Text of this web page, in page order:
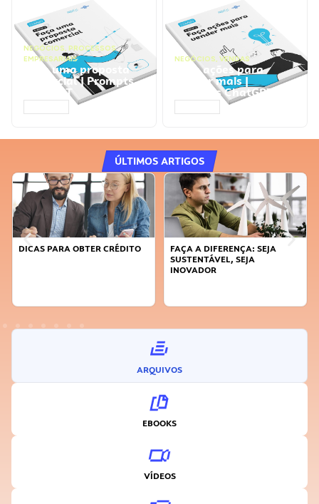
NEGÓCIOS, PROCESSOS
EMPRESARIAIS
Faça uma proposta
comercial | Prompts
ChatGPT
NEGÓCIOS, VENDAS
Faça ações para
vender mais |
Prompts ChatGPT
ÚLTIMOS ARTIGOS
DICAS PARA OBTER CRÉDITO
FAÇA A DIFERENÇA: SEJA
SUSTENTÁVEL, SEJA
INOVADOR
ARQUIVOS
EBOOKS
VÍDEOS